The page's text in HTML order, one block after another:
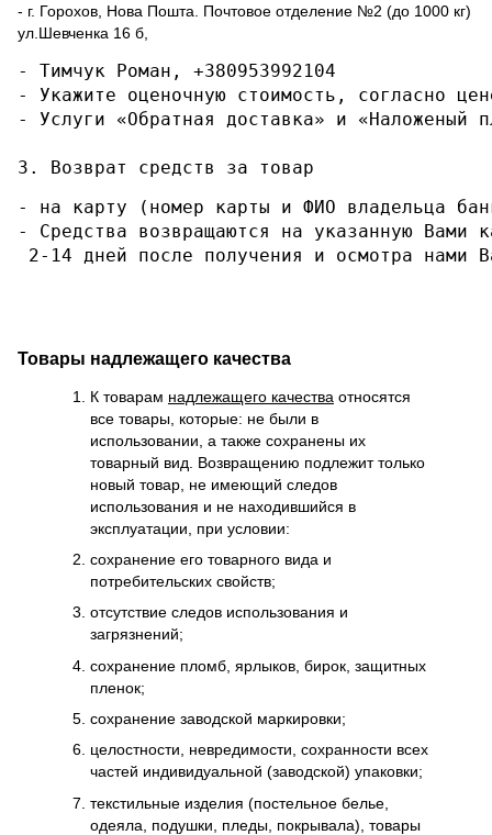
- г. Горохов, Нова Пошта. Почтовое отделение №2 (до 1000 кг)
ул.Шевченка 16 б,
- Тимчук Роман, +380953992104
- Укажите оценочную стоимость, согласно
- Услуги «Обратная доставка» и «Наложеный
3. Возврат средств за товар
- на карту (номер карты и ФИО владельца
- Средства возвращаются на указанную Вами
2-14 дней после получения и осмотра нами
Товары надлежащего качества
К товарам надлежащего качества относятся
все товары, которые: не были в
использовании, а также сохранены их
товарный вид. Возвращению подлежит только
новый товар, не имеющий следов
использования и не находившийся в
эксплуатации, при условии:
сохранение его товарного вида и
потребительских свойств;
отсутствие следов использования и
загрязнений;
сохранение пломб, ярлыков, бирок, защитных
пленок;
сохранение заводской маркировки;
целостности, невредимости, сохранности всех
частей индивидуальной (заводской) упаковки;
текстильные изделия (постельное белье,
одеяла, подушки, пледы, покрывала), товары